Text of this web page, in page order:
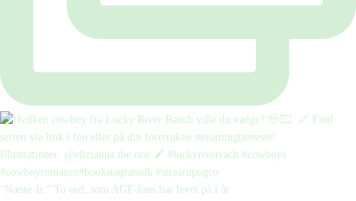
“Næste år.” To ord, som AGF-fans har levet på i år